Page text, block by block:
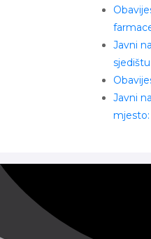
Javni
Javni